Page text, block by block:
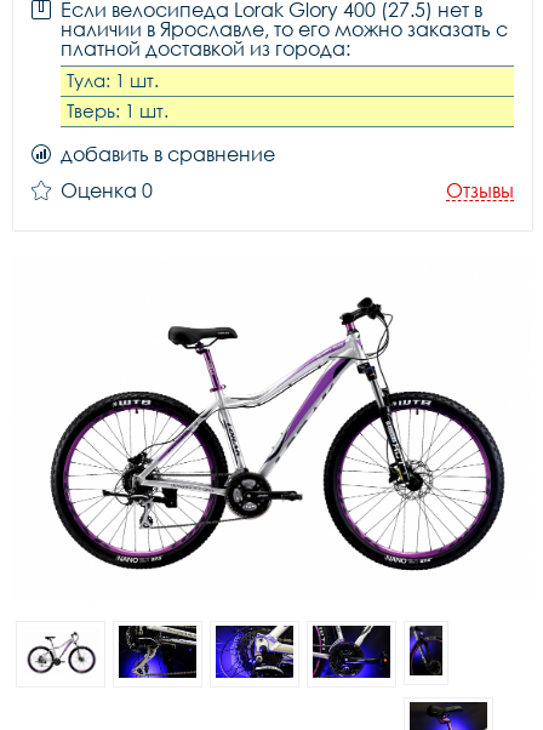
Если велосипеда Lorak Glory 400 (27.5) нет в
наличии в Ярославле, то его можно заказать с
платной доставкой из города:
Тула: 1 шт.
Тверь: 1 шт.
добавить в сравнение
Оценка 0
Отзывы